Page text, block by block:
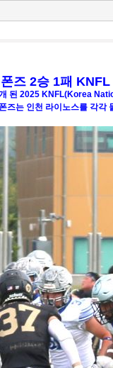
즈 2승 1패
된 2025 KNFL(Korea
즈는 인천 라이노스를 각